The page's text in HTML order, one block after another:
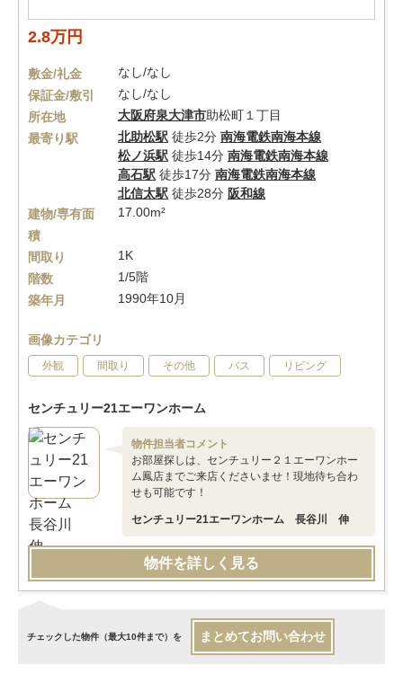
2.8万円
敷金/礼金
なし/なし
保証金/敷引
なし/なし
所在地
大阪府泉大津市助松町１丁目
最寄り駅
北助松駅 徒歩2分 南海電鉄南海本線
松ノ浜駅 徒歩14分 南海電鉄南海本線
高石駅 徒歩17分 南海電鉄南海本線
北信太駅 徒歩28分 阪和線
建物/専有面
積
17.00m²
間取り
1K
階数
1/5階
築年月
1990年10月
画像カテゴリ
外観 間取り その他 バス リビング
センチュリー21エーワンホーム
物件担当者コメント
お部屋探しは、センチュリー２１エーワンホー
ム鳳店までご来店くださいませ！現地待ち合わ
せも可能です！
センチュリー21エーワンホーム 長谷川 伸
物件を詳しく見る
チェックした物件（最大10件まで）を まとめてお問い合わせ